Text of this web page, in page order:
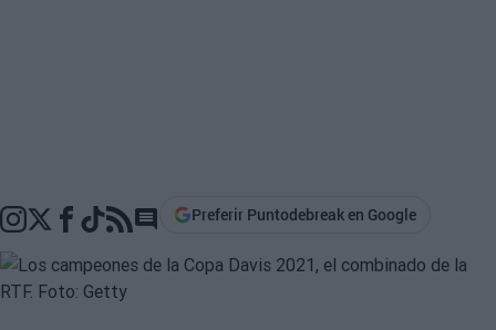
Go to comments section
Preferir Puntodebreak en Google